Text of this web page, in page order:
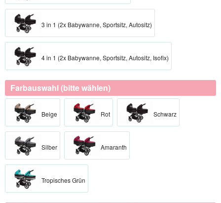
3 in 1 (2x Babywanne, Sportsitz, Autositz)
4 in 1 (2x Babywanne, Sportsitz, Autositz, Isofix)
Farbauswahl (bitte wählen)
Beige Rot Schwarz
Silber Amaranth
Tropisches Grün